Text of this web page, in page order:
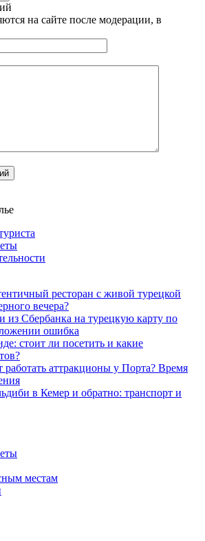
на сайте после модерации, в
ресторан с живой турецкой
вечера?
из Сбербанка на турецкую карту по
ошибка
стоит ли посетить и какие
работать аттракционы у Порта? Время
в Кемер и обратно: транспорт и
местам